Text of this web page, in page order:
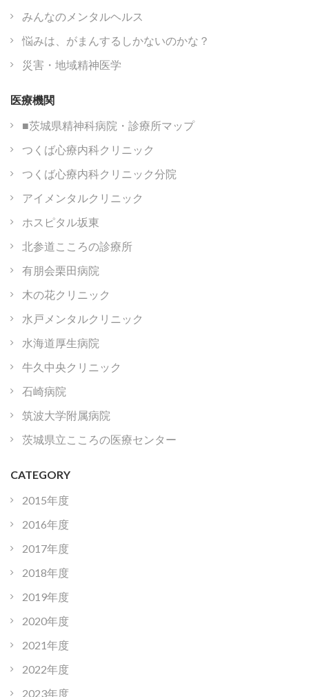
みんなのメンタルヘルス
悩みは、がまんするしかないのかな？
災害・地域精神医学
医療機関
■茨城県精神科病院・診療所マップ
つくば心療内科クリニック
つくば心療内科クリニック分院
アイメンタルクリニック
ホスピタル坂東
北参道こころの診療所
有朋会栗田病院
木の花クリニック
水戸メンタルクリニック
水海道厚生病院
牛久中央クリニック
石崎病院
筑波大学附属病院
茨城県立こころの医療センター
CATEGORY
2015年度
2016年度
2017年度
2018年度
2019年度
2020年度
2021年度
2022年度
2023年度